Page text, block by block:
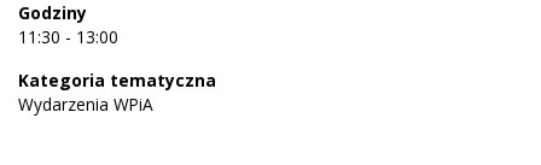
Godziny
11:30 - 13:00
Kategoria tematyczna
Wydarzenia WPiA